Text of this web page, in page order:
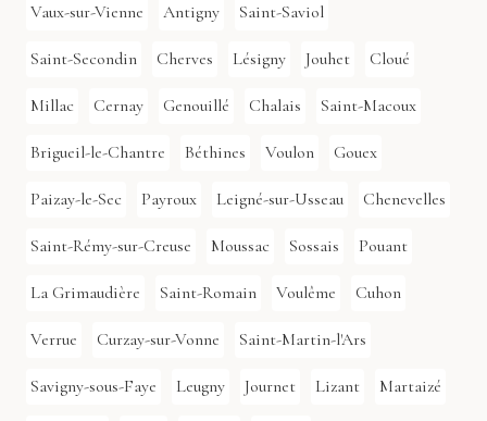
Vaux-sur-Vienne Antigny Saint-Saviol
Saint-Secondin Cherves Lésigny Jouhet Cloué
Millac Cernay Genouillé Chalais Saint-Macoux
Brigueil-le-Chantre Béthines Voulon Gouex
Paizay-le-Sec Payroux Leigné-sur-Usseau Chenevelles
Saint-Rémy-sur-Creuse Moussac Sossais Pouant
La Grimaudière Saint-Romain Voulême Cuhon
Verrue Curzay-sur-Vonne Saint-Martin-l'Ars
Savigny-sous-Faye Leugny Journet Lizant Martaizé